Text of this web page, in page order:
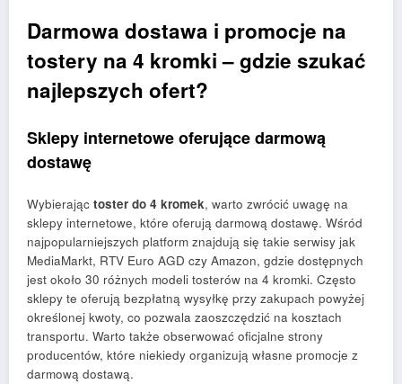
Darmowa dostawa i promocje na
tostery na 4 kromki – gdzie szukać
najlepszych ofert?
Sklepy internetowe oferujące darmową
dostawę
Wybierając toster do 4 kromek, warto zwrócić uwagę na
sklepy internetowe, które oferują darmową dostawę. Wśród
najpopularniejszych platform znajdują się takie serwisy jak
MediaMarkt, RTV Euro AGD czy Amazon, gdzie dostępnych
jest około 30 różnych modeli tosterów na 4 kromki. Często
sklepy te oferują bezpłatną wysyłkę przy zakupach powyżej
określonej kwoty, co pozwala zaoszczędzić na kosztach
transportu. Warto także obserwować oficjalne strony
producentów, które niekiedy organizują własne promocje z
darmową dostawą.